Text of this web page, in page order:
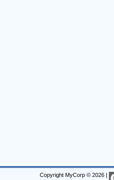
Copyright MyCorp © 2026 |